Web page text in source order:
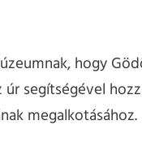
hogy
segítségével
megalkotásához.